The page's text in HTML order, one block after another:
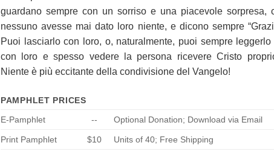
guardano sempre con un sorriso e una piacevole sorpresa,
nessuno avesse mai dato loro niente, e dicono sempre
Puoi lasciarlo con loro, o, naturalmente, puoi sempre leggerlo
con loro e spesso vedere la persona ricevere Cristo
Niente è più eccitante della condivisione del Vangelo!
PAMPHLET PRICES
E-Pamphlet
-- Optional Donation; Download via Email
Print Pamphlet $10 Units of 40; Free Shipping